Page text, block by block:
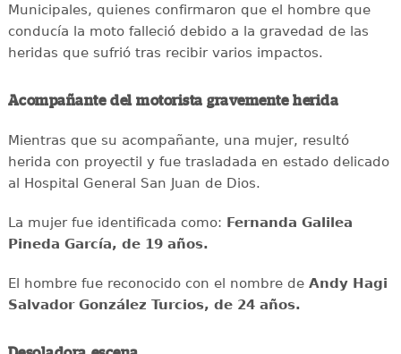
Municipales, quienes confirmaron que el hombre que
conducía la moto falleció debido a la gravedad de las
heridas que sufrió tras recibir varios impactos.
Acompañante del motorista gravemente herida
Mientras que su acompañante, una mujer, resultó
herida con proyectil y fue trasladada en estado delicado
al Hospital General San Juan de Dios.
La mujer fue identificada como: Fernanda Galilea
Pineda García, de 19 años.
El hombre fue reconocido con el nombre deAndy Hagi
Salvador González Turcios, de 24 años.